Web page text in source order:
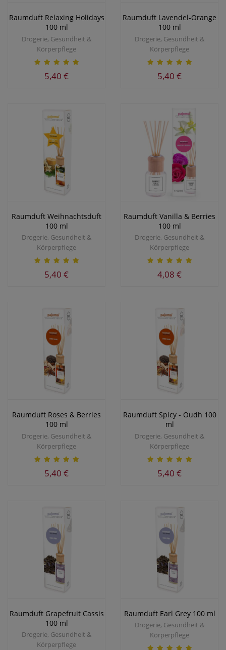
Raumduft Relaxing Holidays
100 ml
Drogerie, Gesundheit &
Körperpflege
5,40 €
Raumduft Lavendel-Orange
100 ml
Drogerie, Gesundheit &
Körperpflege
5,40 €
Raumduft Weihnachtsduft
100 ml
Drogerie, Gesundheit &
Körperpflege
5,40 €
Raumduft Vanilla & Berries
100 ml
Drogerie, Gesundheit &
Körperpflege
4,08 €
Raumduft Roses & Berries
100 ml
Drogerie, Gesundheit &
Körperpflege
5,40 €
Raumduft Spicy - Oudh 100
ml
Drogerie, Gesundheit &
Körperpflege
5,40 €
Raumduft Grapefruit Cassis
100 ml
Drogerie, Gesundheit &
Körperpflege
Raumduft Earl Grey 100 ml
Drogerie, Gesundheit &
Körperpflege